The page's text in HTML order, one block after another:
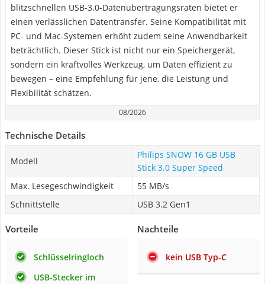
blitzschnellen USB-3.0-Datenübertragungsraten bietet er
einen verlässlichen Datentransfer. Seine Kompatibilität mit
PC- und Mac-Systemen erhöht zudem seine Anwendbarkeit
beträchtlich. Dieser Stick ist nicht nur ein Speichergerät,
sondern ein kraftvolles Werkzeug, um Daten effizient zu
bewegen – eine Empfehlung für jene, die Leistung und
Flexibilität schätzen.
08/2026
Technische Details
Modell
Philips SNOW 16 GB USB
Stick 3.0 Super Speed
Max. Lesegeschwindigkeit
55 MB/s
Schnittstelle
USB 3.2 Gen1
Vorteile
Schlüsselringloch
USB-Stecker im
Nachteile
kein USB Typ-C